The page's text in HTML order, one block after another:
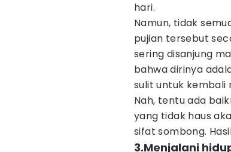
hari.
Namun, tidak
pujian tersebut
sering disanjung
bahwa dirinya
sulit untuk kembali
Nah, tentu ada
yang tidak haus
sifat sombong.
3.Menjalani